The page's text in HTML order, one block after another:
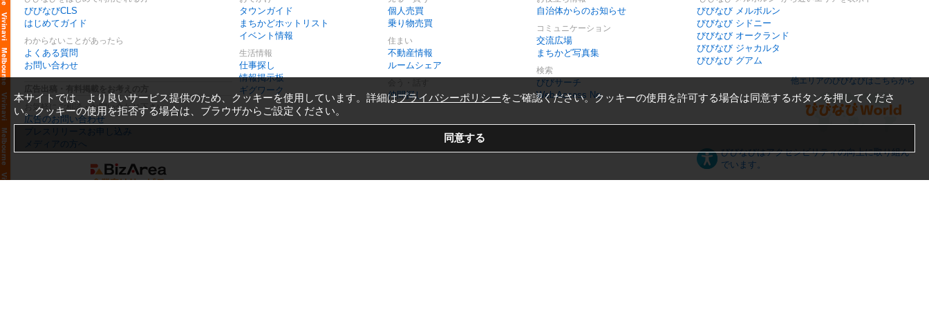
びびなびCLS
はじめてガイド
わからないことがあったら
よくある質問
お問い合わせ
お気軽にご相談・お問い合わせ下さい
広告のお問い合わせ
プレスリリースお申し込み
メディアの方へ
タウンガイド
まちかどホットリスト
イベント情報
生活情報
仕事探し
情報掲示板
ギグワーク
個人売買
乗り物売買
住まい
不動産情報
ルームシェア
仲間探し
自治体からのお知らせ
コミュニケーション
交流広場
まちかど写真集
検索
びびサーチ
Web Access No.
びびなび メルボルン
びびなび シドニー
びびなび オークランド
びびなび ジャカルタ
びびなび グアム
他エリアのびびなびはこちらから
びびなびはアクセシビリティの向上に取り組ん
でいます。
本サイトでは、より良いサービス提供のため、クッキーを使用しています。詳細はプライバシーポリシーをご確認ください。クッキーの使用を許可する場合は同意するボタンを押してくださ
い。クッキーの使用を拒否する場合は、ブラウザからご設定ください。